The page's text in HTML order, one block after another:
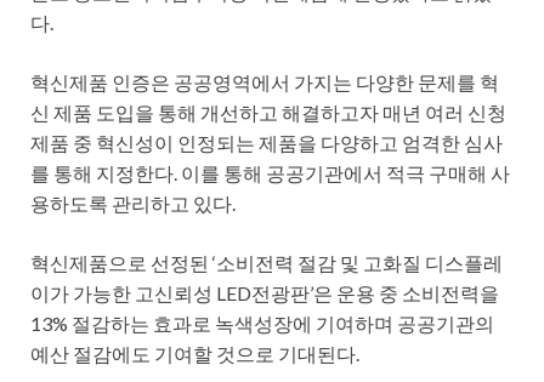
다.
혁신제품 인증은 공공영역에서 가지는 다양한 문제를 혁
신 제품 도입을 통해 개선하고 해결하고자 매년 여러 신청
제품 중 혁신성이 인정되는 제품을 다양하고 엄격한 심사
를 통해 지정한다. 이를 통해 공공기관에서 적극 구매해 사
용하도록 관리하고 있다.
혁신제품으로 선정된 ‘소비전력 절감 및 고화질 디스플레
이가 가능한 고신뢰성 LED전광판’은 운용 중 소비전력을
13% 절감하는 효과로 녹색성장에 기여하며 공공기관의
예산 절감에도 기여할 것으로 기대된다.